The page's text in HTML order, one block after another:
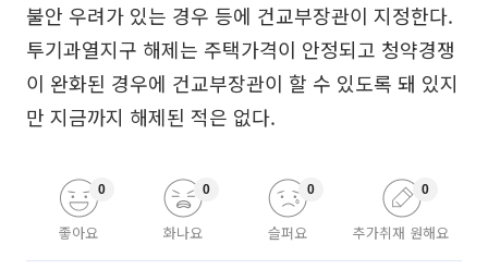
불안 우려가 있는 경우 등에 건교부장관이 지정한다.
투기과열지구 해제는 주택가격이 안정되고 청약경쟁
이 완화된 경우에 건교부장관이 할 수 있도록 돼 있지
만 지금까지 해제된 적은 없다.
좋아요
0
화나요
0
슬퍼요
0
추가취재 원해요
0